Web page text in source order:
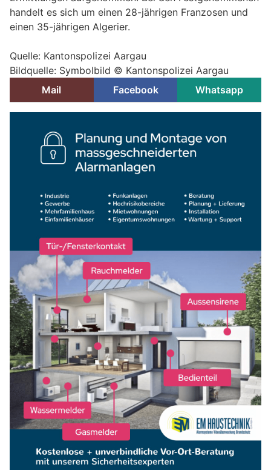
handelt es sich um einen 28-jährigen Franzosen und
einen 35-jährigen Algerier.
Quelle: Kantonspolizei Aargau
Bildquelle: Symbolbild © Kantonspolizei Aargau
Mail
Facebook Whatsapp